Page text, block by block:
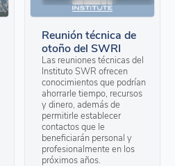
Reunión técnica de
otoño del SWRI
Las reuniones técnicas del
Instituto SWR ofrecen
conocimientos que podrían
ahorrarle tiempo, recursos
y dinero, además de
permitirle establecer
contactos que le
beneficiarán personal y
profesionalmente en los
próximos años.